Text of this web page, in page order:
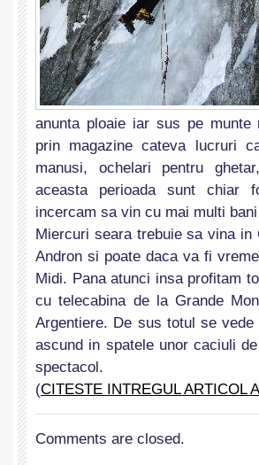
anunta ploaie iar sus pe
prin magazine cateva lucruri
manusi, ochelari pentru
aceasta perioada sunt chiar
incercam sa vin cu mai multi
Miercuri seara trebuie sa vina
Andron si poate daca va fi
Midi. Pana atunci insa profitam
cu telecabina de la Grande
Argentiere. De sus totul se
ascund in spatele unor caciuli
spectacol.
(CITESTE INTREGUL ARTICOL
Comments are closed.